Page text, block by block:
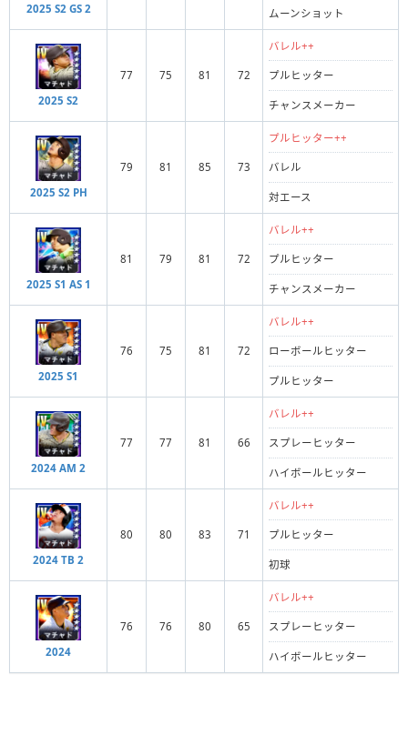
2025 S2 GS 2 ムーンショット
2025 S2
77 75 81 72
バレル++
プルヒッター
チャンスメーカー
2025 S2 PH
79 81 85 73
プルヒッター++
バレル
対エース
2025 S1 AS 1
81 79 81 72
バレル++
プルヒッター
チャンスメーカー
2025 S1
76 75 81 72
バレル++
ローボールヒッター
プルヒッター
2024 AM 2
77 77 81 66
バレル++
スプレーヒッター
ハイボールヒッター
2024 TB 2
80 80 83 71
バレル++
プルヒッター
初球
2024
76 76 80 65
バレル++
スプレーヒッター
ハイボールヒッター